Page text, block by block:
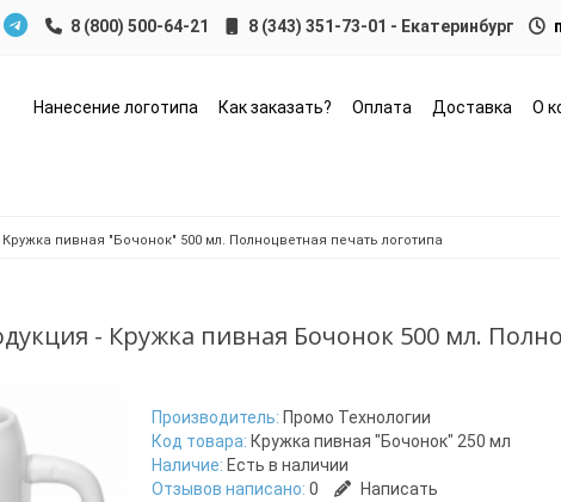
8 (343) 351-73-01 - Екатеринбург
Нанесение логотипа Как заказать? Оплата Доставка О
Кружка пивная "Бочонок" 500 мл. Полноцветная печать логотипа
- Кружка пивная Бочонок 500 мл.
Производитель: Промо Технологии
Код товара: Кружка пивная "Бочонок" 250 мл
Наличие: Есть в наличии
Отзывов написано: 0 Написать